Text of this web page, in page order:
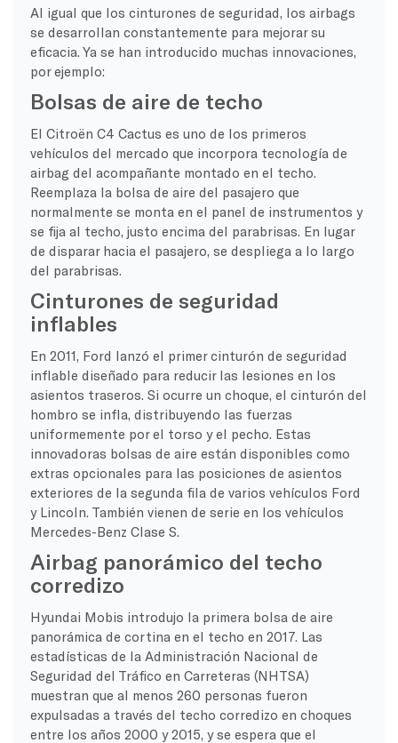
Al igual que los cinturones de seguridad, los airbags
se desarrollan constantemente para mejorar su
eficacia. Ya se han introducido muchas innovaciones,
por ejemplo:
Bolsas de aire de techo
El Citroën C4 Cactus es uno de los primeros
vehículos del mercado que incorpora tecnología de
airbag del acompañante montado en el techo.
Reemplaza la bolsa de aire del pasajero que
normalmente se monta en el panel de instrumentos y
se fija al techo, justo encima del parabrisas. En lugar
de disparar hacia el pasajero, se despliega a lo largo
del parabrisas.
Cinturones de seguridad
inflables
En 2011, Ford lanzó el primer cinturón de seguridad
inflable diseñado para reducir las lesiones en los
asientos traseros. Si ocurre un choque, el cinturón del
hombro se infla, distribuyendo las fuerzas
uniformemente por el torso y el pecho. Estas
innovadoras bolsas de aire están disponibles como
extras opcionales para las posiciones de asientos
exteriores de la segunda fila de varios vehículos Ford
y Lincoln. También vienen de serie en los vehículos
Mercedes-Benz Clase S.
Airbag panorámico del techo
corredizo
Hyundai Mobis introdujo la primera bolsa de aire
panorámica de cortina en el techo en 2017. Las
estadísticas de la Administración Nacional de
Seguridad del Tráfico en Carreteras (NHTSA)
muestran que al menos 260 personas fueron
expulsadas a través del techo corredizo en choques
entre los años 2000 y 2015, y se espera que el